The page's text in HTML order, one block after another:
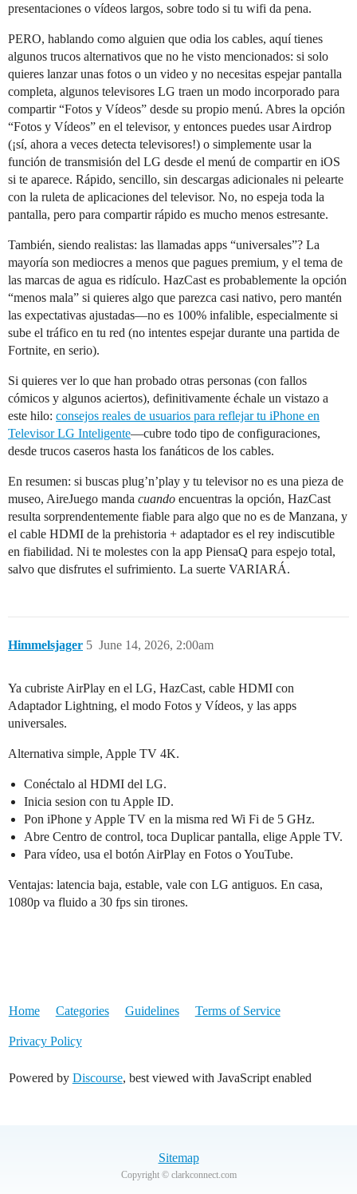
presentaciones o vídeos largos, sobre todo si tu wifi da pena.
PERO, hablando como alguien que odia los cables, aquí tienes
algunos trucos alternativos que no he visto mencionados: si solo
quieres lanzar unas fotos o un video y no necesitas espejar pantalla
completa, algunos televisores LG traen un modo incorporado para
compartir “Fotos y Vídeos” desde su propio menú. Abres la opción
“Fotos y Vídeos” en el televisor, y entonces puedes usar Airdrop
(¡sí, ahora a veces detecta televisores!) o simplemente usar la
función de transmisión del LG desde el menú de compartir en iOS
si te aparece. Rápido, sencillo, sin descargas adicionales ni pelearte
con la ruleta de aplicaciones del televisor. No, no espeja toda la
pantalla, pero para compartir rápido es mucho menos estresante.
También, siendo realistas: las llamadas apps “universales”? La
mayoría son mediocres a menos que pagues premium, y el tema de
las marcas de agua es ridículo. HazCast es probablemente la opción
“menos mala” si quieres algo que parezca casi nativo, pero mantén
las expectativas ajustadas—no es 100% infalible, especialmente si
sube el tráfico en tu red (no intentes espejar durante una partida de
Fortnite, en serio).
Si quieres ver lo que han probado otras personas (con fallos
cómicos y algunos aciertos), definitivamente échale un vistazo a
este hilo: consejos reales de usuarios para reflejar tu iPhone en
Televisor LG Inteligente—cubre todo tipo de configuraciones,
desde trucos caseros hasta los fanáticos de los cables.
En resumen: si buscas plug’n’play y tu televisor no es una pieza de
museo, AireJuego manda cuando encuentras la opción, HazCast
resulta sorprendentemente fiable para algo que no es de Manzana, y
el cable HDMI de la prehistoria + adaptador es el rey indiscutible
en fiabilidad. Ni te molestes con la app PiensaQ para espejo total,
salvo que disfrutes el sufrimiento. La suerte VARIARÁ.
Himmelsjager June 14, 2026, 2:00am
5
Ya cubriste AirPlay en el LG, HazCast, cable HDMI con
Adaptador Lightning, el modo Fotos y Vídeos, y las apps
universales.
Alternativa simple, Apple TV 4K.
Conéctalo al HDMI del LG.
Inicia sesion con tu Apple ID.
Pon iPhone y Apple TV en la misma red Wi Fi de 5 GHz.
Abre Centro de control, toca Duplicar pantalla, elige Apple TV.
Para vídeo, usa el botón AirPlay en Fotos o YouTube.
Ventajas: latencia baja, estable, vale con LG antiguos. En casa,
1080p va fluido a 30 fps sin tirones.
Home Categories Guidelines Terms of Service
Privacy Policy
Powered by Discourse, best viewed with JavaScript enabled
Sitemap
Copyright © clarkconnect.com